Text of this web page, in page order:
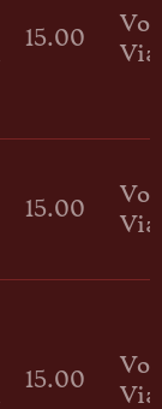
15.00
15.00
15.00